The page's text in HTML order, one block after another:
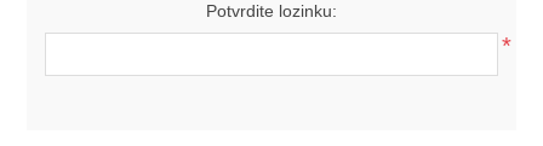
Potvrdite lozinku:
*